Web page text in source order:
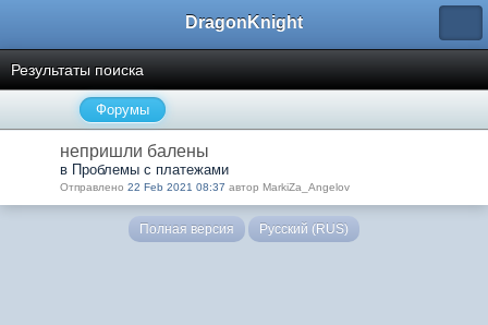
DragonKnight
Результаты поиска
Форумы
непришли балены
в Проблемы с платежами
Отправлено 22 Feb 2021 08:37 автор MarkiZa_Angelov
Полная версия Русский (RUS)